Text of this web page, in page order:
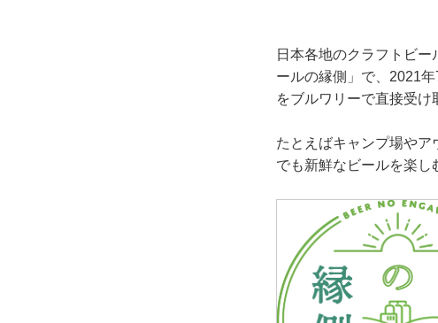
日本各地のクラフトビ
ールの縁側」で、2021
をブルワリーで直接受け
たとえばキャンプ場や
でも新鮮なビールを楽し